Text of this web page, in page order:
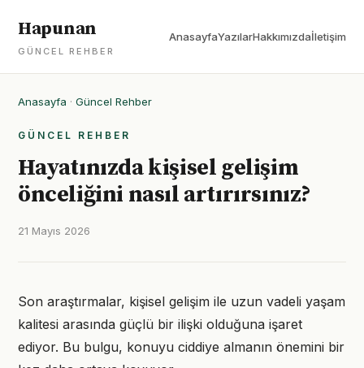
Hapunan
GÜNCEL REHBER
AnasayfaYazılarHakkımızdaİletişim
Anasayfa · Güncel Rehber
GÜNCEL REHBER
Hayatınızda kişisel gelişim
önceliğini nasıl artırırsınız?
21 Mayıs 2026
Son araştırmalar, kişisel gelişim ile uzun vadeli yaşam
kalitesi arasında güçlü bir ilişki olduğuna işaret
ediyor. Bu bulgu, konuyu ciddiye almanın önemini bir